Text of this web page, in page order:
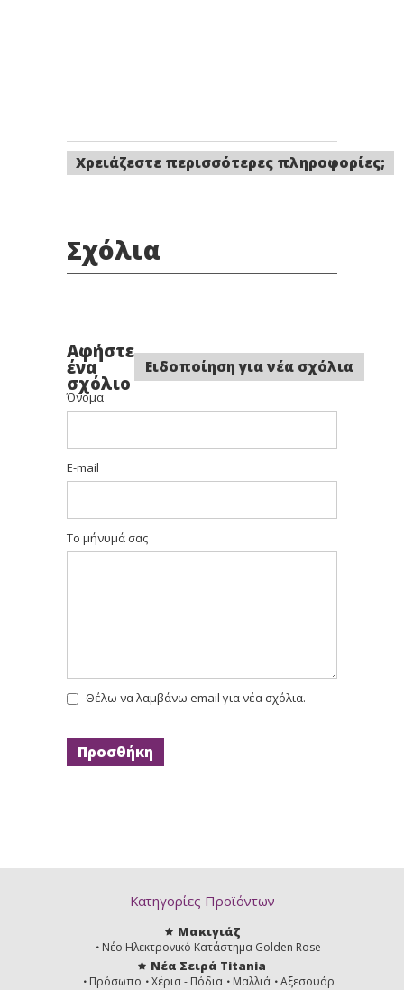
Χρειάζεστε περισσότερες πληροφορίες;
Σχόλια
Αφήστε
ένα
σχόλιο
Ειδοποίηση για νέα σχόλια
Όνομα
E-mail
Το μήνυμά σας
Θέλω να λαμβάνω email για νέα σχόλια.
Κατηγορίες Προϊόντων
Μακιγιάζ
Νέο Ηλεκτρονικό Κατάστημα Golden Rose
Νέα Σειρά Titania
Πρόσωπο Χέρια - Πόδια Μαλλιά Αξεσουάρ